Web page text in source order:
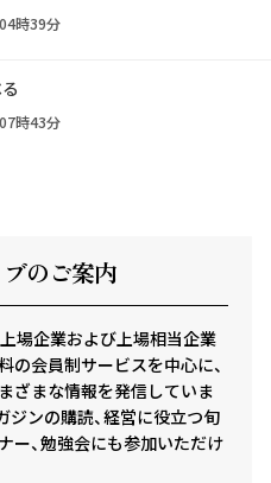
時39分
時43分
ブのご案内
場企業および上場相当企業
の会員制サービスを中心に、
ざまな情報を発信していま
ンの購読、経営に役立つ旬
ー、勉強会にも参加いただけ